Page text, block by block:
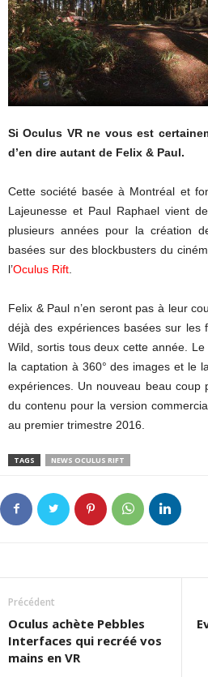
Si Oculus VR ne vous est
d’en dire autant de Felix & Paul.
Cette société basée à Montréal et
Lajeunesse et Paul Raphael vient
plusieurs années pour la création
basées sur des blockbusters du
l’Oculus Rift.
Felix & Paul n’en seront pas à leur
déjà des expériences basées sur les
Wild, sortis tous deux cette année. Le
la captation à 360° des images et le
expériences. Un nouveau beau coup
du contenu pour la version
au premier trimestre 2016.
TAGS NEWS OCULUS RIFT
Précédent
Oculus achète Pebbles
Interfaces qui recréé vos
mains en VR